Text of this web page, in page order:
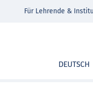
DEUTSCH
Für Lehrende &